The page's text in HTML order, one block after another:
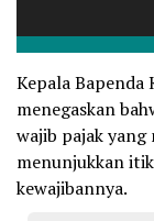
Kepala
menegaskan
wajib pajak
menunjukkan
kewajibannya.